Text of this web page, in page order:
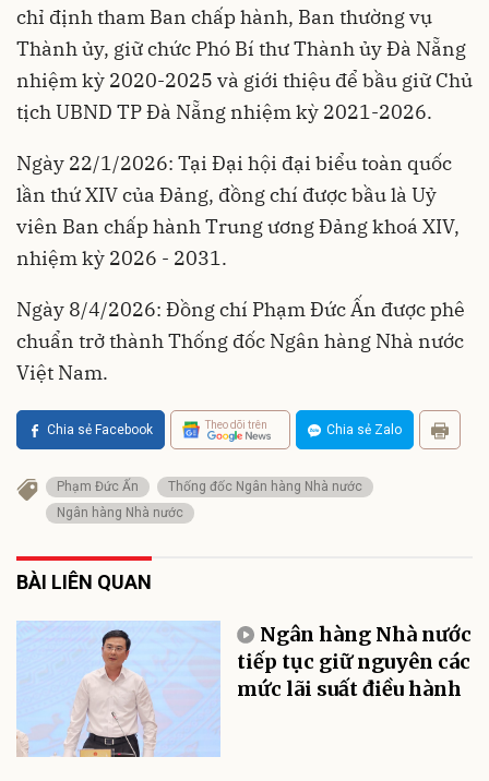
chỉ định tham Ban chấp hành, Ban thường vụ
Thành ủy, giữ chức Phó Bí thư Thành ủy Đà Nẵng
nhiệm kỳ 2020-2025 và giới thiệu để bầu giữ Chủ
tịch UBND TP Đà Nẵng nhiệm kỳ 2021-2026.
Ngày 22/1/2026: Tại Đại hội đại biểu toàn quốc
lần thứ XIV của Đảng, đồng chí được bầu là Uỷ
viên Ban chấp hành Trung ương Đảng khoá XIV,
nhiệm kỳ 2026 - 2031.
Ngày 8/4/2026: Đồng chí Phạm Đức Ấn được phê
chuẩn trở thành Thống đốc Ngân hàng Nhà nước
Việt Nam.
Chia sẻ Facebook Theo dõi trên Chia sẻ Zalo
Phạm Đức Ấn
Thống đốc Ngân hàng Nhà nước
Ngân hàng Nhà nước
BÀI LIÊN QUAN
Ngân hàng Nhà nước
tiếp tục giữ nguyên các
mức lãi suất điều hành